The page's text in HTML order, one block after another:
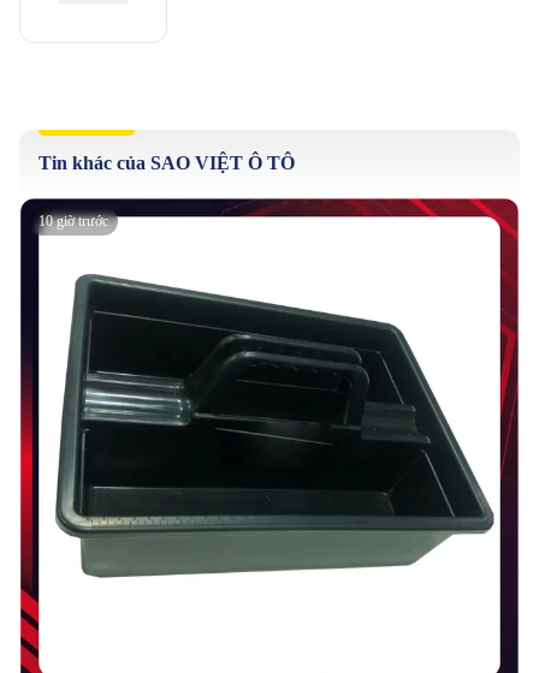
Tin khác của SAO VIỆT Ô TÔ
10 giờ trước